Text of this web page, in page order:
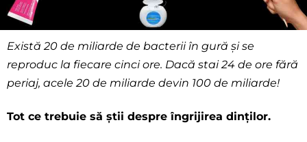
Există 20 de miliarde de bacterii în gură și se
reproduc la fiecare cinci ore. Dacă stai 24 de ore fără
periaj, acele 20 de miliarde devin 100 de miliarde!
Tot ce trebuie să știi despre îngrijirea dinților.